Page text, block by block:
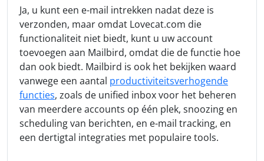
Ja, u kunt een e-mail intrekken nadat deze is
verzonden, maar omdat Lovecat.com die
functionaliteit niet biedt, kunt u uw account
toevoegen aan Mailbird, omdat die de functie hoe
dan ook biedt. Mailbird is ook het bekijken waard
vanwege een aantal productiviteitsverhogende
functies, zoals de unified inbox voor het beheren
van meerdere accounts op één plek, snoozing en
scheduling van berichten, en e-mail tracking, en
een dertigtal integraties met populaire tools.